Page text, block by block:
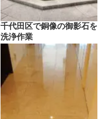
千代田区で銅像の御影石を
洗浄作業